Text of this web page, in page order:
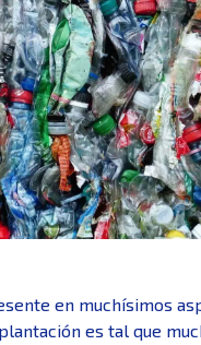
en muchísimos
es tal que